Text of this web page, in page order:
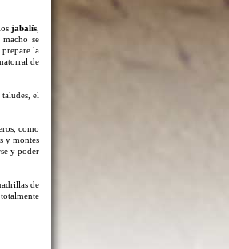
jabalís
se
la
de
el
como
y montes
y poder
de